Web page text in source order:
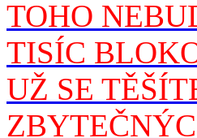
TOHO
TISÍC
UŽ SE